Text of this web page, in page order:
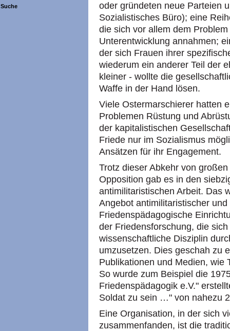
Suche
oder gründeten neue Parteien
Sozialistisches Büro); eine
die sich vor allem dem
Unterentwicklung annahmen;
der sich Frauen ihrer
wiederum ein anderer Teil der
kleiner - wollte die
Waffe in der Hand lösen.
Viele Ostermarschierer hatten
Problemen Rüstung und
der kapitalistischen
Friede nur im Sozialismus
Ansätzen für ihr Engagement.
Trotz dieser Abkehr von
Opposition gab es in den
antimilitaristischen Arbeit. Das
Angebot antimilitaristischer
Friedenspädagogische
der Friedensforschung, die
wissenschaftliche Disziplin
umzusetzen. Dies geschah zu
Publikationen und Medien, wie
So wurde zum Beispiel die
Friedenspädagogik e.V."
Soldat zu sein …" von nahezu
Eine Organisation, in der sich
zusammenfanden, ist die